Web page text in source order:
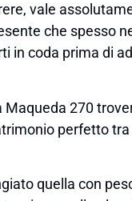
vale
che spesso
in coda prima di
Maqueda 270
perfetto
quella con